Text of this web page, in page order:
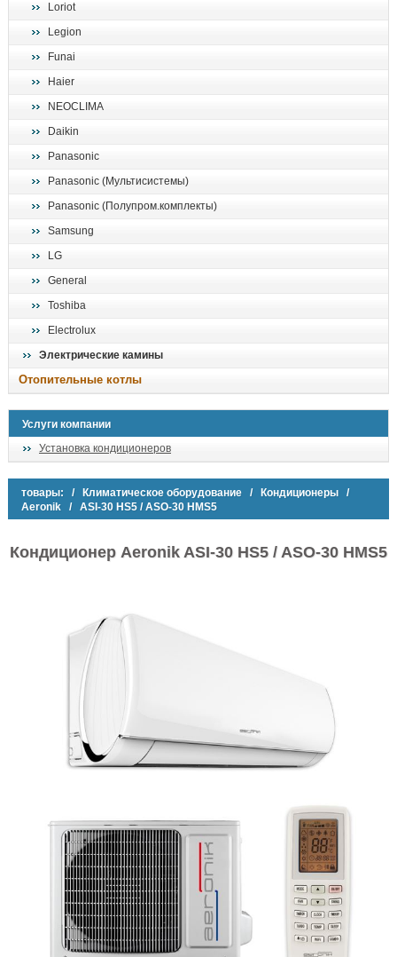
Loriot
Legion
Funai
Haier
NEOCLIMA
Daikin
Panasonic
Panasonic (Мультисистемы)
Panasonic (Полупром.комплекты)
Samsung
LG
General
Toshiba
Electrolux
Электрические камины
Отопительные котлы
Услуги компании
Установка кондиционеров
товары: / Климатическое оборудование / Кондиционеры /
Aeronik / ASI-30 HS5 / ASO-30 HMS5
Кондиционер Aeronik ASI-30 HS5 / ASO-30 HMS5